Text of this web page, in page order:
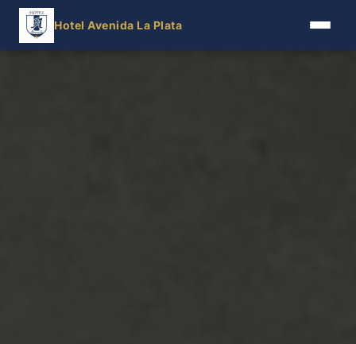
Hotel Avenida La Plata